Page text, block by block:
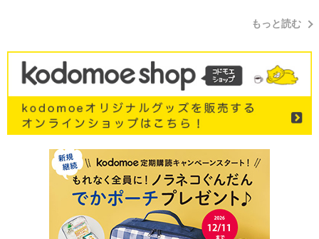
もっと読む